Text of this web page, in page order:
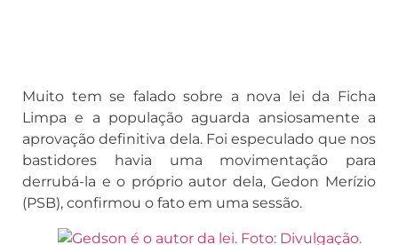
Muito tem se falado sobre a nova lei da Ficha
Limpa e a população aguarda ansiosamente a
aprovação definitiva dela. Foi especulado que nos
bastidores havia uma movimentação para
derrubá-la e o próprio autor dela, Gedon Merízio
(PSB), confirmou o fato em uma sessão.